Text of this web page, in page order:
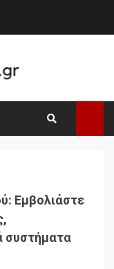
Εμβολιάστε
συστήματα